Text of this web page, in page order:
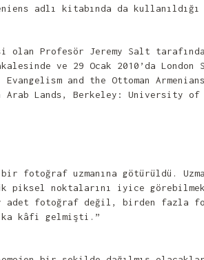
adlı kitabında da
Profesör Jeremy Salt
ve 29 Ocak 2010’da London
and the Ottoman Armenians
Arab Lands, Berkeley: University
fotoğraf uzmanına götürüldü.
noktalarını iyice
adet fotoğraf değil, birden fazla
kâfi gelmişti.”